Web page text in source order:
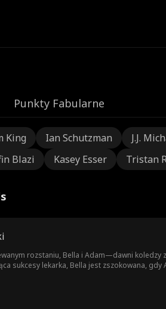
Punkty Fabularne
King Ian Schutzman J.J.
Blazi Kasey Esser Tristan
rozstaniu, Bella i Adam—dawni
sukcesy lekarka, Bella jest zszokowana,